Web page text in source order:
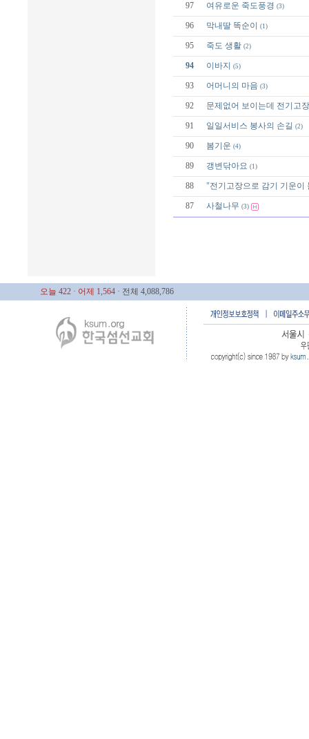
97 여유로운 죽도풍경 (3)
96 막내딸 똑순이 (1)
95 죽도 생활 (2)
94 이바지 (5)
93 어머니의 마음 (3)
92 문제없어 보이는데 전기고
91 일일서비스 봉사의 손길 (2)
90 봄기운 (4)
89 갱변닦아요 (1)
88 "전기고장으로 감기 기운이
87 사철나무 (3)
오늘 422 · 어제 1,564 · 전체 4,088,786